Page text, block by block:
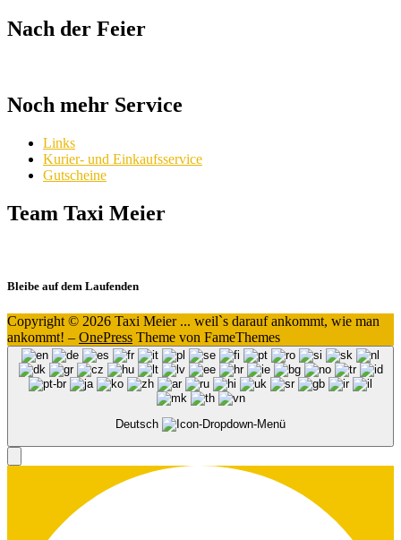
Nach der Feier
Noch mehr Service
Links
Kurier- und Einkaufsservice
Gutscheine
Team Taxi Meier
Bleibe auf dem Laufenden
Copyright © 2026 Taxi Meier ... weil`s darauf ankommt, wie man
ankommt! – OnePress Theme von FameThemes
Deutsch